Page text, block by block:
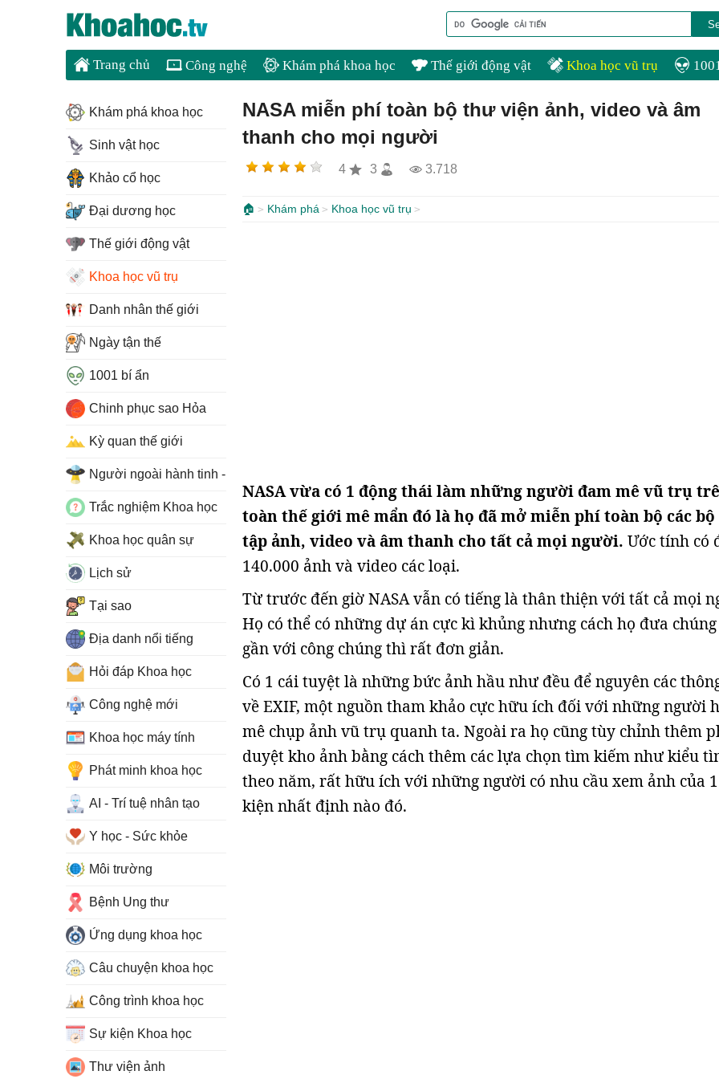
Trang chủ Công nghệ Khám phá khoa học Thế giới động vật Khoa học vũ trụ
NASA miễn phí toàn bộ thư viện ảnh, video và âm
thanh cho mọi người
4 3 3.718
🏠 Khám phá Khoa học vũ trụ
NASA vừa có 1 động thái làm những người đam mê vũ trụ
toàn thế giới mê mẩn đó là họ đã mở miễn phí toàn bộ các
tập ảnh, video và âm thanh cho tất cả mọi người. Ước tính có
140.000 ảnh và video các loại.
Từ trước đến giờ NASA vẫn có tiếng là thân thiện với tất cả mọi
Họ có thể có những dự án cực kì khủng nhưng cách họ đưa
gần với công chúng thì rất đơn giản.
Có 1 cái tuyệt là những bức ảnh hầu như đều để nguyên các
về EXIF, một nguồn tham khảo cực hữu ích đối với những người
mê chụp ảnh vũ trụ quanh ta. Ngoài ra họ cũng tùy chỉnh thêm
duyệt kho ảnh bằng cách thêm các lựa chọn tìm kiếm như kiểu
theo năm, rất hữu ích với những người có nhu cầu xem ảnh của
kiện nhất định nào đó.
Khám phá khoa học
Sinh vật học
Khảo cổ học
Đại dương học
Thế giới động vật
Khoa học vũ trụ
Danh nhân thế giới
Ngày tận thế
1001 bí ẩn
Chinh phục sao Hỏa
Kỳ quan thế giới
Người ngoài hành tinh - UFO
Trắc nghiệm Khoa học
Khoa học quân sự
Lịch sử
Tại sao
Địa danh nổi tiếng
Hỏi đáp Khoa học
Công nghệ mới
Khoa học máy tính
Phát minh khoa học
AI - Trí tuệ nhân tạo
Y học - Sức khỏe
Môi trường
Bệnh Ung thư
Ứng dụng khoa học
Câu chuyện khoa học
Công trình khoa học
Sự kiện Khoa học
Thư viện ảnh